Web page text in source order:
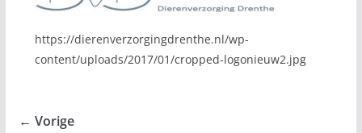
https://dierenverzorgingdrenthe.nl/wp-
content/uploads/2017/01/cropped-logonieuw2.jpg
← Vorige